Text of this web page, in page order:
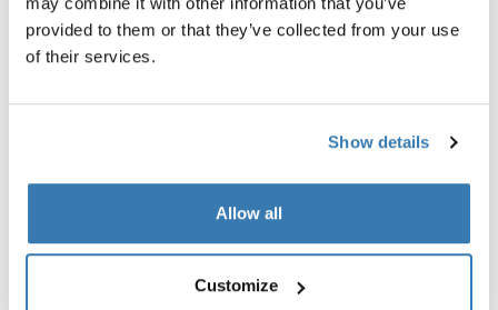
provided to them or that they’ve collected from your use
of their services.
Show details
Allow all
Customize
Häufig gestellte Fragen (FAQ)